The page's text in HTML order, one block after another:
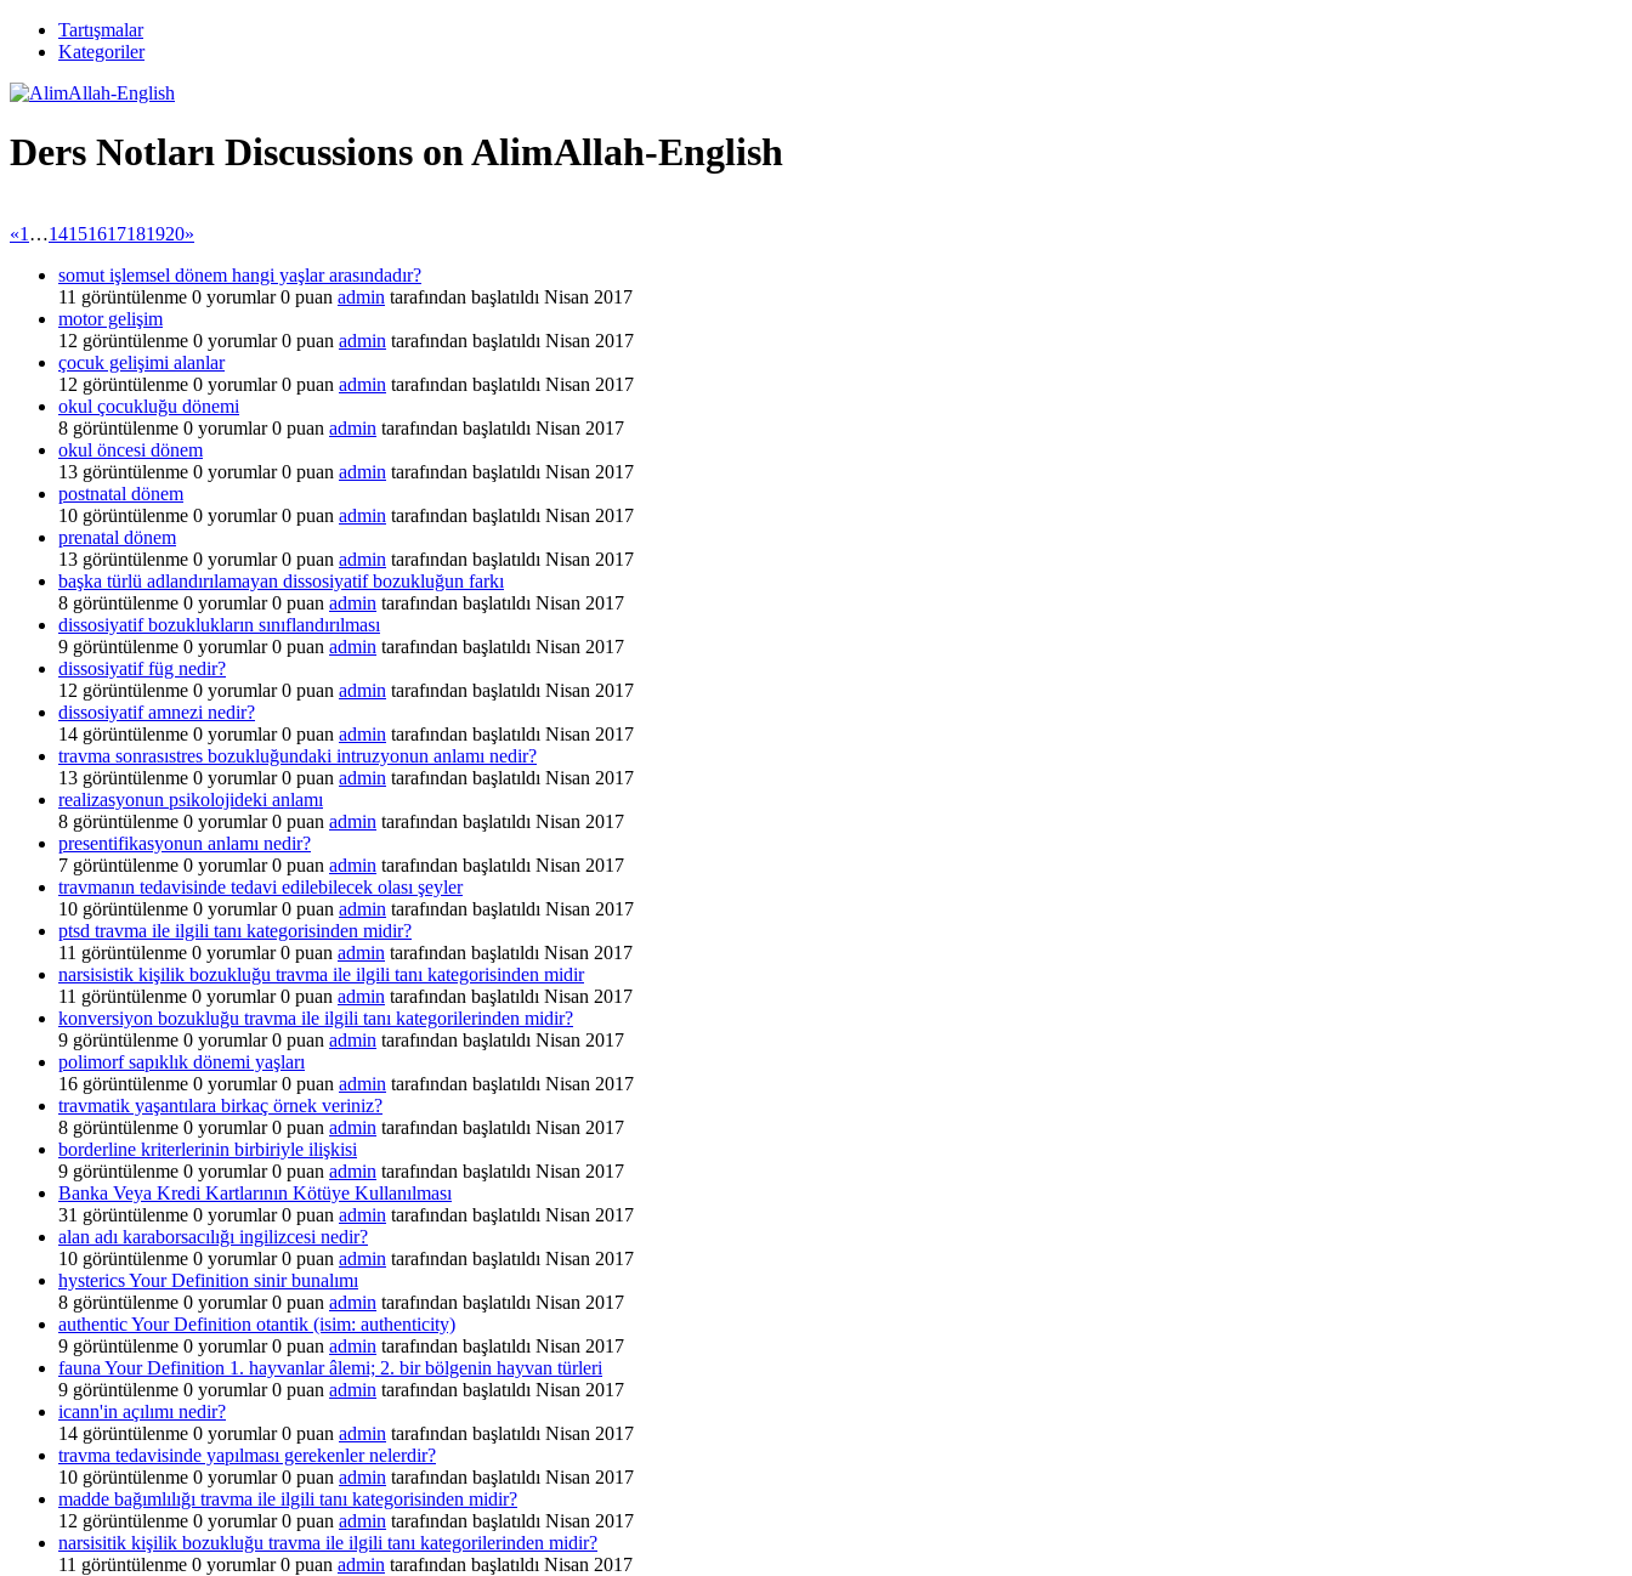
Tartışmalar
Kategoriler
Ders Notları Discussions on AlimAllah-English
«1 …14151617181920»
somut işlemsel dönem hangi yaşlar arasındadır?
11 görüntülenme 0 yorumlar 0 puan admin tarafından başlatıldı Nisan 2017
motor gelişim
12 görüntülenme 0 yorumlar 0 puan admin tarafından başlatıldı Nisan 2017
çocuk gelişimi alanlar
12 görüntülenme 0 yorumlar 0 puan admin tarafından başlatıldı Nisan 2017
okul çocukluğu dönemi
8 görüntülenme 0 yorumlar 0 puan admin tarafından başlatıldı Nisan 2017
okul öncesi dönem
13 görüntülenme 0 yorumlar 0 puan admin tarafından başlatıldı Nisan 2017
postnatal dönem
10 görüntülenme 0 yorumlar 0 puan admin tarafından başlatıldı Nisan 2017
prenatal dönem
13 görüntülenme 0 yorumlar 0 puan admin tarafından başlatıldı Nisan 2017
başka türlü adlandırılamayan dissosiyatif bozukluğun farkı
8 görüntülenme 0 yorumlar 0 puan admin tarafından başlatıldı Nisan 2017
dissosiyatif bozuklukların sınıflandırılması
9 görüntülenme 0 yorumlar 0 puan admin tarafından başlatıldı Nisan 2017
dissosiyatif füg nedir?
12 görüntülenme 0 yorumlar 0 puan admin tarafından başlatıldı Nisan 2017
dissosiyatif amnezi nedir?
14 görüntülenme 0 yorumlar 0 puan admin tarafından başlatıldı Nisan 2017
travma sonrasıstres bozukluğundaki intruzyonun anlamı nedir?
13 görüntülenme 0 yorumlar 0 puan admin tarafından başlatıldı Nisan 2017
realizasyonun psikolojideki anlamı
8 görüntülenme 0 yorumlar 0 puan admin tarafından başlatıldı Nisan 2017
presentifikasyonun anlamı nedir?
7 görüntülenme 0 yorumlar 0 puan admin tarafından başlatıldı Nisan 2017
travmanın tedavisinde tedavi edilebilecek olası şeyler
10 görüntülenme 0 yorumlar 0 puan admin tarafından başlatıldı Nisan 2017
ptsd travma ile ilgili tanı kategorisinden midir?
11 görüntülenme 0 yorumlar 0 puan admin tarafından başlatıldı Nisan 2017
narsisistik kişilik bozukluğu travma ile ilgili tanı kategorisinden midir
11 görüntülenme 0 yorumlar 0 puan admin tarafından başlatıldı Nisan 2017
konversiyon bozukluğu travma ile ilgili tanı kategorilerinden midir?
9 görüntülenme 0 yorumlar 0 puan admin tarafından başlatıldı Nisan 2017
polimorf sapıklık dönemi yaşları
16 görüntülenme 0 yorumlar 0 puan admin tarafından başlatıldı Nisan 2017
travmatik yaşantılara birkaç örnek veriniz?
8 görüntülenme 0 yorumlar 0 puan admin tarafından başlatıldı Nisan 2017
borderline kriterlerinin birbiriyle ilişkisi
9 görüntülenme 0 yorumlar 0 puan admin tarafından başlatıldı Nisan 2017
Banka Veya Kredi Kartlarının Kötüye Kullanılması
31 görüntülenme 0 yorumlar 0 puan admin tarafından başlatıldı Nisan 2017
alan adı karaborsacılığı ingilizcesi nedir?
10 görüntülenme 0 yorumlar 0 puan admin tarafından başlatıldı Nisan 2017
hysterics Your Definition sinir bunalımı
8 görüntülenme 0 yorumlar 0 puan admin tarafından başlatıldı Nisan 2017
authentic Your Definition otantik (isim: authenticity)
9 görüntülenme 0 yorumlar 0 puan admin tarafından başlatıldı Nisan 2017
fauna Your Definition 1. hayvanlar âlemi; 2. bir bölgenin hayvan türleri
9 görüntülenme 0 yorumlar 0 puan admin tarafından başlatıldı Nisan 2017
icann'in açılımı nedir?
14 görüntülenme 0 yorumlar 0 puan admin tarafından başlatıldı Nisan 2017
travma tedavisinde yapılması gerekenler nelerdir?
10 görüntülenme 0 yorumlar 0 puan admin tarafından başlatıldı Nisan 2017
madde bağımlılığı travma ile ilgili tanı kategorisinden midir?
12 görüntülenme 0 yorumlar 0 puan admin tarafından başlatıldı Nisan 2017
narsisitik kişilik bozukluğu travma ile ilgili tanı kategorilerinden midir?
11 görüntülenme 0 yorumlar 0 puan admin tarafından başlatıldı Nisan 2017